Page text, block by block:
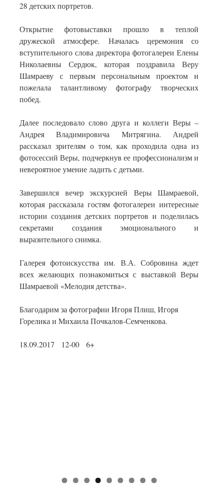
28 детских портретов.
Открытие фотовыставки прошло в теплой
дружеской атмосфере. Началась церемония со
вступительного слова директора фотогалереи Елены
Николаевны Сердюк, которая поздравила Веру
Шамраеву с первым персональным проектом и
пожелала талантливому фотографу творческих
побед.
Далее последовало слово друга и коллеги Веры –
Андрея Владимировича Митрягина. Андрей
рассказал зрителям о том, как проходила одна из
фотосессий Веры, подчеркнув ее профессионализм и
невероятное умение ладить с детьми.
Завершился вечер экскурсией Веры Шамраевой,
которая рассказала гостям фотогалереи интересные
истории создания детских портретов и поделилась
секретами создания эмоционального и
выразительного снимка.
Галерея фотоискусства им. В.А. Собровина ждет
всех желающих познакомиться с выставкой Веры
Шамраевой «Мелодия детства».
Благодарим за фотографии Игоря Плиш, Игоря
Горелика и Михаила Почкалов-Семченкова.
18.09.2017 12-00 6+